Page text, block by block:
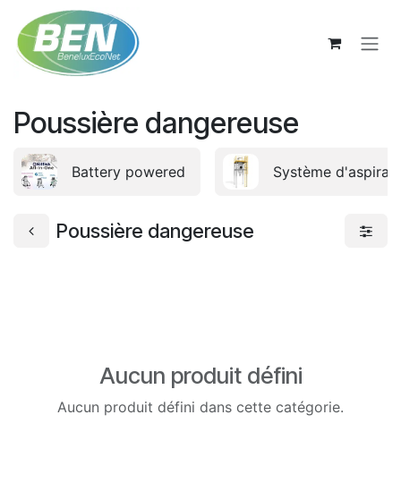
Se rendre au contenu
Poussière dangereuse
Battery powered Système
Poussière dangereuse
Aucun produit défini
Aucun produit défini dans cette catégorie.